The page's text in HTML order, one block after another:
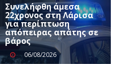
Συνελήφθη άμεσα
22χρονος στη Λάρισα
για περίπτωση
απόπειρας απάτης σε
βάρος
06/08/2026